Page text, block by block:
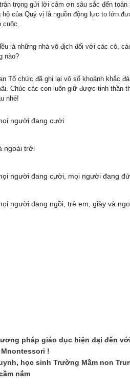
trọng gửi lời cảm ơn sâu sắc đến toàn
của Quý vị là nguồn động lực to lớn
cuộc.
là những nhà vô địch đối với các cô,
nào?
Tổ chức đã ghi lại vô số khoảnh khắc
Chúc các con luôn giữ được tinh thần
nhé!
pháp giáo dục hiện đại đến
!
học sinh Trường Mầm non
nắm